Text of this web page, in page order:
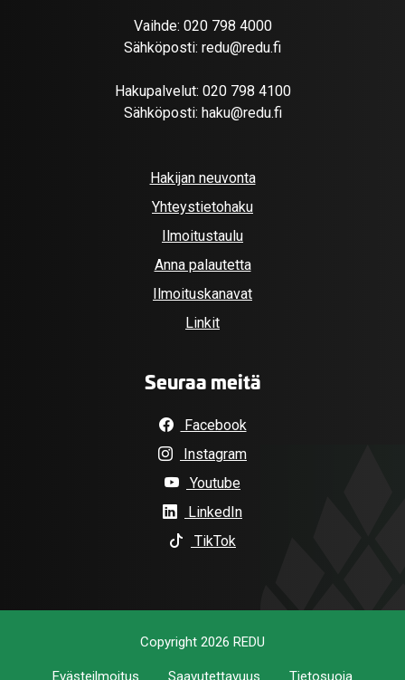
Vaihde: 020 798 4000
Sähköposti: redu@redu.fi
Hakupalvelut: 020 798 4100
Sähköposti: haku@redu.fi
Hakijan neuvonta
Yhteystietohaku
Ilmoitustaulu
Anna palautetta
Ilmoituskanavat
Linkit
Seuraa meitä
Facebook
Instagram
Youtube
LinkedIn
TikTok
Copyright 2026 REDU
Evästeilmoitus Saavutettavuus Tietosuoja